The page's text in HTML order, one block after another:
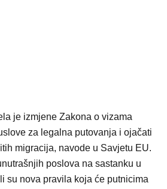
je izmjene Zakona o vizama
za legalna putovanja i ojačati
migracija, navode u Savjetu EU.
poslova na sastanku u
su nova pravila koja će putnicima